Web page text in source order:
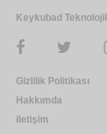
Keykubad
Gizlilik Politikası
Hakkımda
iletişim